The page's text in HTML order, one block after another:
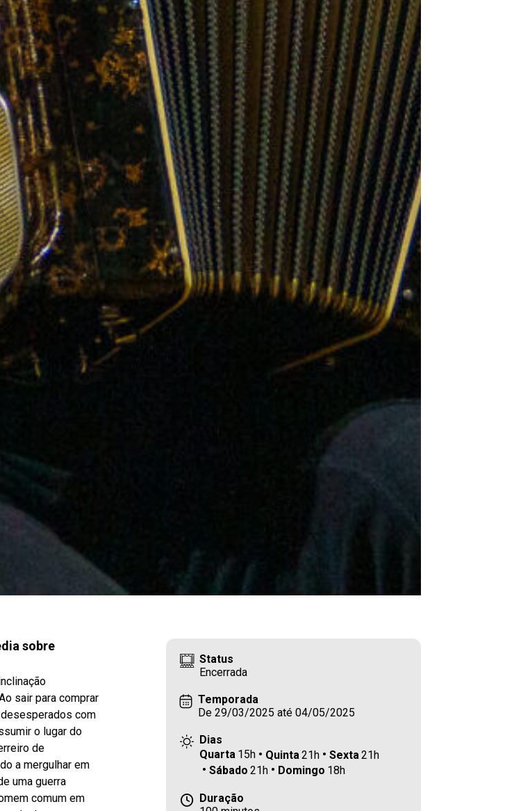
sobre
sair para comprar
com
o lugar do
de
a mergulhar em
uma guerra
comum em
Status
Encerrada
Temporada
De 29/03/2025 até 04/05/2025
Dias
Quarta 15h Quinta21h Sexta21h
Sábado 21h Domingo 18h
Duração